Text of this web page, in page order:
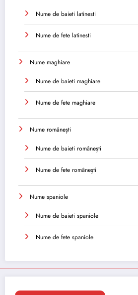
Nume de baieti latinesti
Nume de fete latinesti
Nume maghiare
Nume de baieti maghiare
Nume de fete maghiare
Nume românești
Nume de baieti românești
Nume de fete românești
Nume spaniole
Nume de baieti spaniole
Nume de fete spaniole